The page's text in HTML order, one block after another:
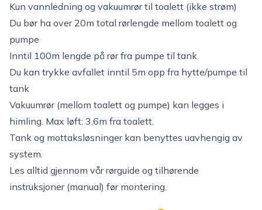
Kun vannledning og vakuumrør til toalett (ikke strøm)
Du bør ha over 20m total rørlengde mellom toalett og
pumpe
Inntil 100m lengde på rør fra pumpe til tank
Du kan trykke avfallet inntil 5m opp fra hytte/pumpe til
tank
Vakuumrør (mellom toalett og pumpe) kan legges i
himling. Max løft: 3,6m fra toalett.
Tank og mottaksløsninger kan benyttes uavhengig av
system.
Les alltid gjennom vår rørguide og tilhørende
instruksjoner (manual) før montering.